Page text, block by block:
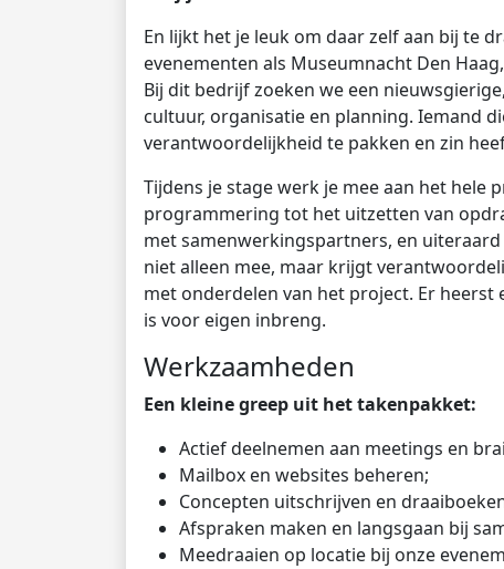
En lijkt het je leuk om daar zelf aan bij te
evenementen als Museumnacht Den
Bij dit bedrijf zoeken we een
cultuur, organisatie en planning. Iemand
verantwoordelijkheid te pakken en zin
Tijdens je stage werk je mee aan het hele
programmering tot het uitzetten van
met samenwerkingspartners, en
niet alleen mee, maar krijgt
met onderdelen van het project. Er
is voor eigen inbreng.
Werkzaamheden
Een kleine greep uit het takenpakket:
Actief deelnemen aan meetings en
Mailbox en websites beheren;
Concepten uitschrijven en
Afspraken maken en langsgaan bij
Meedraaien op locatie bij onze